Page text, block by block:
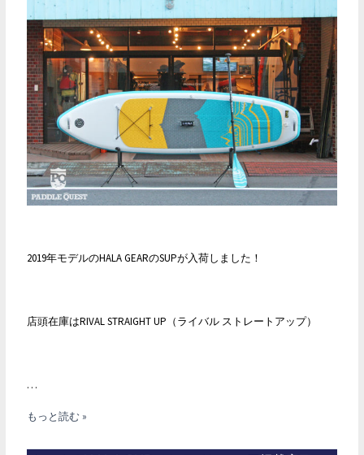
HALA
CARBON
NASS
12’6″
中
古
販
売
2019年モデルのHALA GEARのSUPが入荷しました！
店頭在庫はRIVAL STRAIGHT UP（ライバル ストレートアップ）
…
HALA
もっと読む »